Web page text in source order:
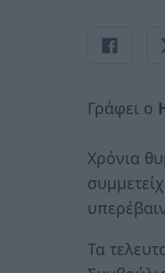
Γράφει ο
Χρόνια
Τα